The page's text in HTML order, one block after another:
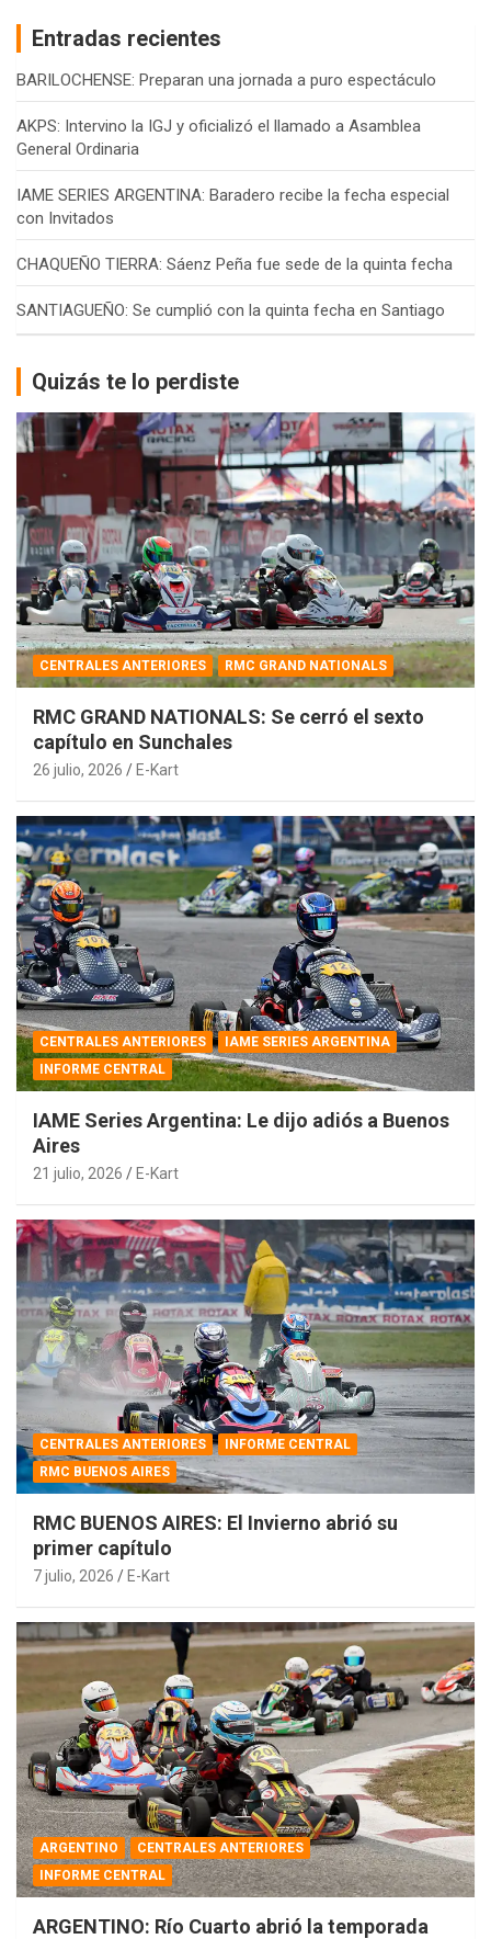
Entradas recientes
BARILOCHENSE: Preparan una jornada a puro espectáculo
AKPS: Intervino la IGJ y oficializó el llamado a Asamblea
General Ordinaria
IAME SERIES ARGENTINA: Baradero recibe la fecha especial
con Invitados
CHAQUEÑO TIERRA: Sáenz Peña fue sede de la quinta fecha
SANTIAGUEÑO: Se cumplió con la quinta fecha en Santiago
Quizás te lo perdiste
CENTRALES ANTERIORES RMC GRAND NATIONALS
RMC GRAND NATIONALS: Se cerró el sexto
capítulo en Sunchales
26 julio, 2026 E-Kart
CENTRALES ANTERIORES
IAME SERIES ARGENTINA
INFORME CENTRAL
IAME Series Argentina: Le dijo adiós a Buenos
Aires
21 julio, 2026 E-Kart
CENTRALES ANTERIORES
INFORME CENTRAL
RMC BUENOS AIRES
RMC BUENOS AIRES: El Invierno abrió su
primer capítulo
7 julio, 2026 E-Kart
ARGENTINO
CENTRALES ANTERIORES
INFORME CENTRAL
ARGENTINO: Río Cuarto abrió la temporada